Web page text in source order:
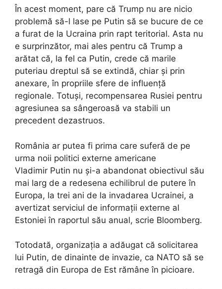
În acest moment, pare că Trump nu are nicio
problemă să-l lase pe Putin să se bucure de ce
a furat de la Ucraina prin rapt teritorial. Asta nu
e surprinzător, mai ales pentru că Trump a
arătat că, la fel ca Putin, crede că marile
puteriau dreptul să se extindă, chiar și prin
anexare, în propriile sfere de influență
regionale. Totuși, recompensarea Rusiei pentru
agresiunea sa sângeroasă va stabili un
precedent dezastruos.
România ar putea fi prima care suferă de pe
urma noii politici externe americane
Vladimir Putin nu și-a abandonat obiectivul său
mai larg de a redesena echilibrul de putere în
Europa, la trei ani de la invadarea Ucrainei, a
avertizat serviciul de informații externe al
Estoniei în raportul său anual, scrie Bloomberg.
Totodată, organizația a adăugat că solicitarea
lui Putin, de dinainte de invazie, ca NATO să se
retragă din Europa de Est rămâne în picioare.